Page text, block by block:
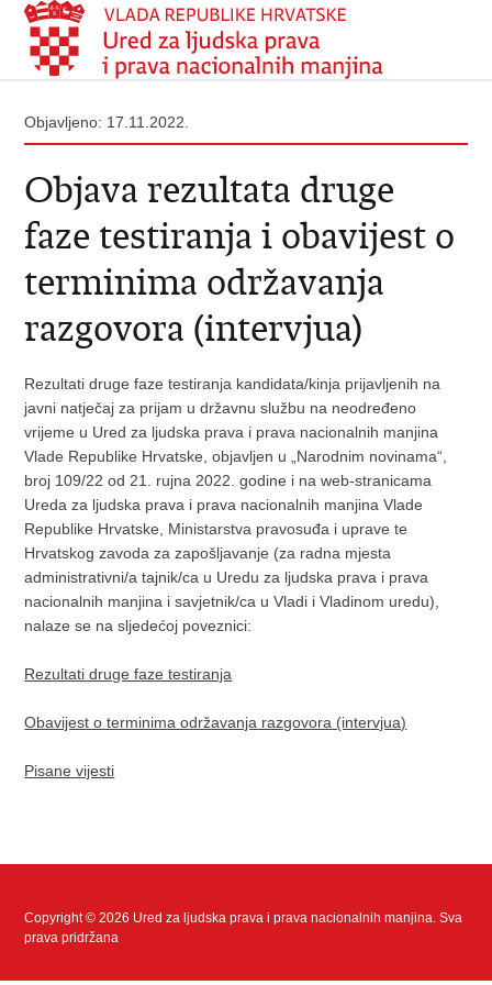
Objavljeno: 17.11.2022.
Objava rezultata druge
faze testiranja i obavijest o
terminima održavanja
razgovora (intervjua)
Rezultati druge faze testiranja kandidata/kinja prijavljenih na
javni natječaj za prijam u državnu službu na neodređeno
vrijeme u Ured za ljudska prava i prava nacionalnih manjina
Vlade Republike Hrvatske, objavljen u „Narodnim novinama“,
broj 109/22 od 21. rujna 2022. godine i na web-stranicama
Ureda za ljudska prava i prava nacionalnih manjina Vlade
Republike Hrvatske, Ministarstva pravosuđa i uprave te
Hrvatskog zavoda za zapošljavanje (za radna mjesta
administrativni/a tajnik/ca u Uredu za ljudska prava i prava
nacionalnih manjina i savjetnik/ca u Vladi i Vladinom uredu),
nalaze se na sljedećoj poveznici:
Rezultati druge faze testiranja
Obavijest o terminima održavanja razgovora (intervjua)
Pisane vijesti
Copyright © 2026 Ured za ljudska prava i prava nacionalnih manjina. Sva
prava pridržana